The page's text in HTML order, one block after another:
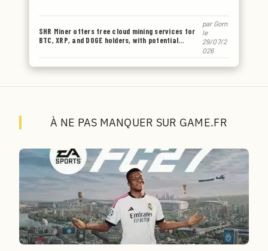
SHR Miner offers free cloud mining services for
BTC, XRP, and DOGE holders, with potential
parGorn
le
29/07/2
026
À NE PAS MANQUER SUR GAME.FR